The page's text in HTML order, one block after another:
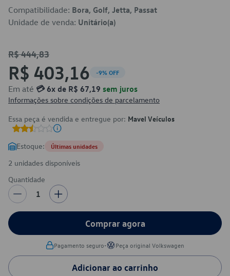
Compatibilidade: Bora, Golf, Jetta, Passat
Unidade de venda: Unitário(a)
R$ 444,83
R$ 403,16 -9% OFF
Em até 💳 6x de R$ 67,19 sem juros
Informações sobre condições de parcelamento
Essa peça é vendida e entregue por: Mavel Veículos
Estoque: Últimas unidades
2 unidades disponíveis
Quantidade
1
Comprar agora
Pagamento seguro• Peça original Volkswagen
Adicionar ao carrinho